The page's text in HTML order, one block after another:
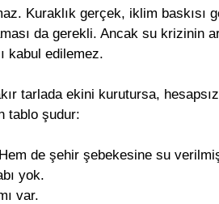
Kuraklık gerçek, iklim baskısı
da gerekli. Ancak su krizinin
kabul edilemez.
tarlada ekini kurutursa,
tablo şudur:
de şehir şebekesine su
yok.
var.